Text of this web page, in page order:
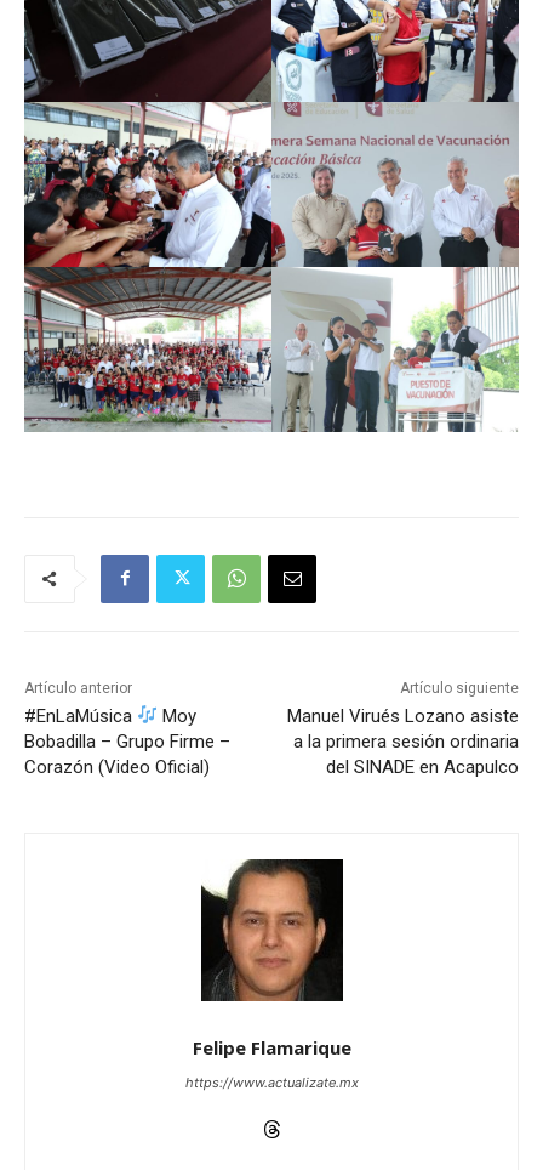
Artículo anterior
#EnLaMúsica
Moy
Bobadilla – Grupo Firme –
Corazón (Video Oficial)
Artículo siguiente
Manuel Virués Lozano asiste
a la primera sesión ordinaria
del SINADE en Acapulco
Felipe Flamarique
https://www.actualizate.mx